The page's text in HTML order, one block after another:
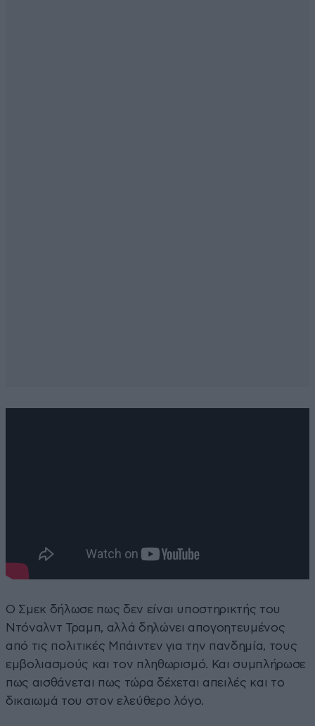
Ο Σμεκ δήλωσε πως δεν είναι υποστηρικτής του
Ντόναλντ Τραμπ, αλλά δηλώνει απογοητευμένος
από τις πολιτικές Μπάιντεν για την πανδημία, τους
εμβολιασμούς και τον πληθωρισμό. Και συμπλήρωσε
πως αισθάνεται πως τώρα δέχεται απειλές και το
δικαιωμά του στον ελεύθερο λόγο.